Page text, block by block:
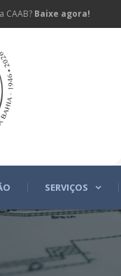
CAAB? Baixe agora!
SERVIÇOS